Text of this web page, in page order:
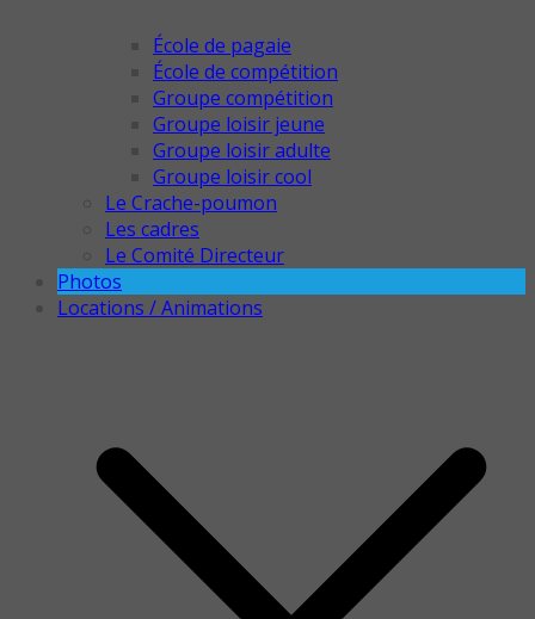
École de pagaie
École de compétition
Groupe compétition
Groupe loisir jeune
Groupe loisir adulte
Groupe loisir cool
Le Crache-poumon
Les cadres
Le Comité Directeur
Photos
Locations / Animations